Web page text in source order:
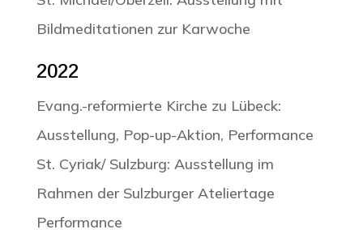
Bildmeditationen zur Karwoche
2022
Evang.-reformierte Kirche zu Lübeck:
Ausstellung, Pop-up-Aktion, Performance
St. Cyriak/ Sulzburg: Ausstellung im
Rahmen der Sulzburger Ateliertage
Performance